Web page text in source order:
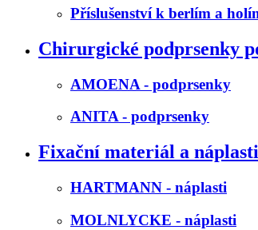
Příslušenství k berlím a
Chirurgické podprsenky
AMOENA - podprsenky
ANITA - podprsenky
Fixační materiál a náplasti
HARTMANN - náplasti
MOLNLYCKE - náplasti